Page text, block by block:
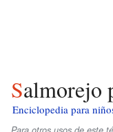
Enciclopedia para